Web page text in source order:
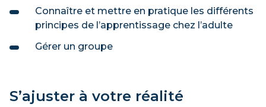
Connaître et mettre en pratique les différents
principes de l’apprentissage chez l’adulte
Gérer un groupe
S’ajuster à votre réalité